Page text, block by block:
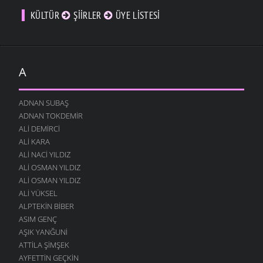
KÜLTÜR ŞIIRLER ÜYE LISTESI
A
ADNAN SUBAŞ
ADNAN TOKDEMIR
ALI DEMIRCI
ALI KARA
ALI NACI YILDIZ
ALI OSMAN YILDIZ
ALI OSMAN YILDIZ
ALI YÜKSEL
ALPTEKIN BIBER
ASIM GENÇ
AŞIK YANĞUNI
ATTILA ŞIMŞEK
AYFETTIN GEÇKIN